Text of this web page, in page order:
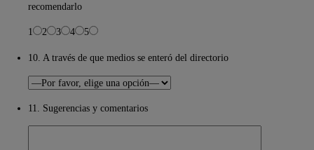
recomendarlo
1 2 3 4 5
10. A través de que medios se enteró del directorio
11. Sugerencias y comentarios